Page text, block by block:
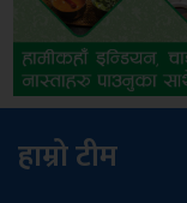
हाम्रो टीम